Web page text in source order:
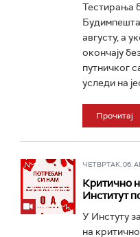
Тестирања
августу, а
окончају
путничког
уследи на
Прочитај
ЧЕТВРТАК, 06.
Критично
Институт
У Инстуту
на